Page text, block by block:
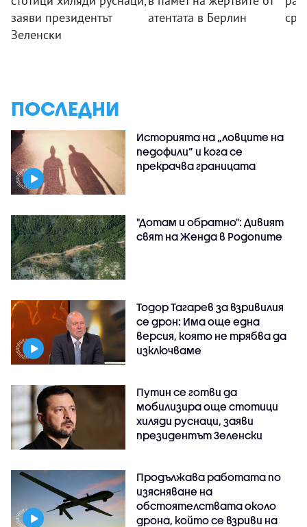
заяви президентът
Зеленски
атентата в Берлин
ПОСЛЕДНИ
Историята на „ловците на
педофили” и кога се
прекрачва границата
"Дотам и обратно": Дивият
свят на Женда в Родопите
Тодор Тагарев за взривилия
се дрон: Има още една
версия, която не трябва да
изключваме
Путин се готви да
мобилизира още стотици
хиляди руснаци, заяви
президентът Зеленски
Продължава работата по
изясняване на
обстоятелствата около
дрона, който се взриви на